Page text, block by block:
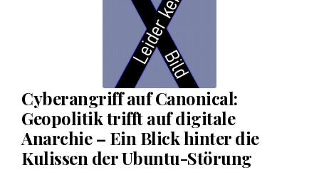
Cyberangriff auf Canonical:
Geopolitik trifft auf digitale
Anarchie – Ein Blick hinter die
Kulissen der Ubuntu-Störung